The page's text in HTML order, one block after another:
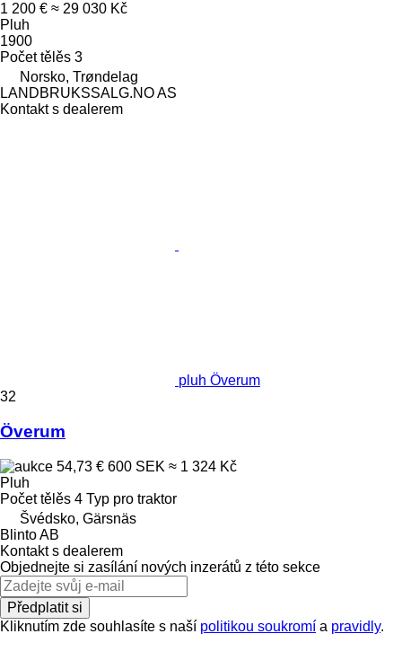
1 200 € ≈ 29 030 Kč
Pluh
1900
Počet tělěs 3
Norsko, Trøndelag
LANDBRUKSSALG.NO AS
Kontakt s dealerem
pluh Överum
32
Överum
54,73 € 600 SEK ≈ 1 324 Kč
Pluh
Počet tělěs 4 Typ pro traktor
Švédsko, Gärsnäs
Blinto AB
Kontakt s dealerem
Objednejte si zasílání nových inzerátů z této sekce
Předplatit si
Kliknutím zde souhlasíte s naší politikou soukromí a pravidly.